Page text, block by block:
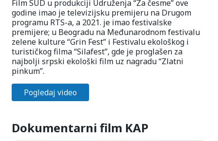
Film SUD u produkciji Udruženja “Za česme” ove
godine imao je televizijsku premijeru na Drugom
programu RTS-a, a 2021. je imao festivalske
premijere; u Beogradu na Međunarodnom festivalu
zelene kulture “Grin Fest” i Festivalu ekološkog i
turističkog filma “Silafest”, gde je proglašen za
najbolji srpski ekološki film uz nagradu “Zlatni
pinkum”.
Pogledaj video
Dokumentarni film KAP